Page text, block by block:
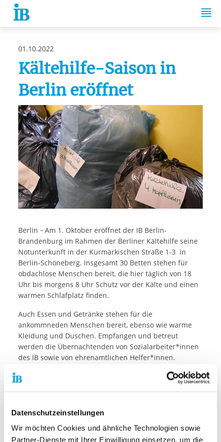
Datenschutzeinstellungen
Wir möchten Cookies und ähnliche Technologien sowie
Partner-Dienste mit Ihrer Einwilligung einsetzen, um die
Springe zum Inhalt
01.10.2022
Kältehilfe-Saison in
Berlin eröffnet
Berlin –Am 1. Oktober eröffnet der IB Berlin-
Brandenburg im Rahmen der Berliner Kältehilfe seine
Notunterkunft in der Kurmärkischen Straße 1-3 in
Berlin-Schöneberg. Insgesamt 30 Betten stehen für
obdachlose Menschen bereit, die hier täglich von 18
Uhr bis morgens 8 Uhr Schutz vor der Kälte und einen
warmen Schlafplatz finden.
Auch Essen und Getränke stehen für die
ankommneden Menschen bereit, ebenso wie warme
Kleidung und Duschen. Empfangen und betreut
werden die Übernachtenden von Sozialarbeiter*innen
des IB sowie von ehrenamtlichen Helfer*innen.
Von der Hitzehilfe zur Kältehilfe
Bereits im vergangenen Jahr konnte der IB Berlin-
Übernachtungsplätze in der Kurmärkischen Straße 1-3
anbieten. Von Juli bis Ende September 2022 wurde die
Einrichtung erstmalig als Tagesunterkunft in der